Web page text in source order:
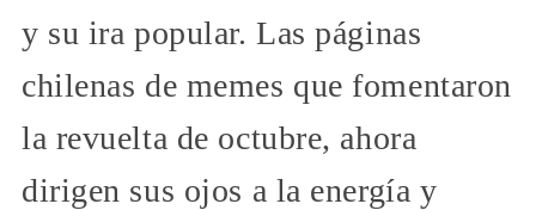
y su ira popular. Las páginas
chilenas de memes que fomentaron
la revuelta de octubre, ahora
dirigen sus ojos a la energía y